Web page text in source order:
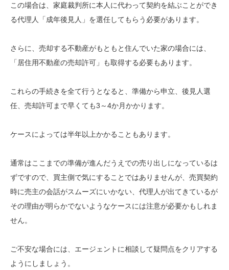
この場合は、家庭裁判所に本人に代わって契約を結ぶことができ
る代理人「成年後見人」を選任してもらう必要があります。
さらに、売却する不動産がもともと住んでいた家の場合には、
「居住用不動産の売却許可」も取得する必要もあります。
これらの手続きを全て行うとなると、準備から申立、後見人選
任、売却許可まで早くても3～4か月かかります。
ケースによっては半年以上かかることもあります。
通常はここまでの準備が進んだうえでの売り出しになっているは
ずですので、買主側で気にすることではありませんが、売買契約
時に売主の会話がスムーズにいかない、代理人が出てきているが
その理由が明らかでないようなケースには注意が必要かもしれま
せん。
ご不安な場合には、エージェントに相談して疑問点をクリアする
ようにしましょう。